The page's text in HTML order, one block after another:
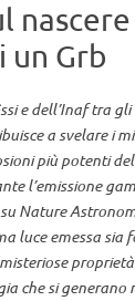
un Grb
e dell’Inaf tra
a svelare i
più potenti
l’emissione
Nature
luce emessa sia
che si generano